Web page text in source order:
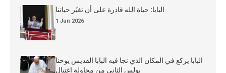
البابا: حياة الله قادرة على أن تغيّر حياتنا
1 Jun 2026
البابا يركع في المكان الذي نجا فيه البابا القديس يوحنا
بولس الثاني من محاولة اغتيال